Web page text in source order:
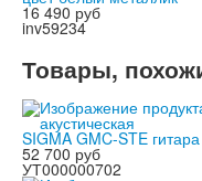
16 490 руб
inv59234
Товары,
SIGMA GMC-STE гитара
52 700 руб
УТ000000702